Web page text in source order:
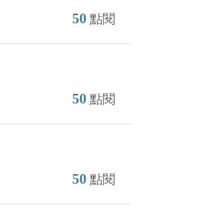
50 點閱
50 點閱
50 點閱